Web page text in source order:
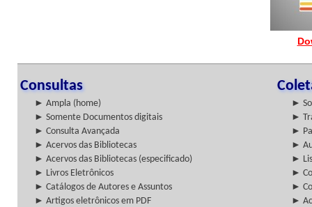
Consultas
► Ampla (home)
►
► Somente Documentos digitais
►
► Consulta Avançada
►
► Acervos das Bibliotecas
►
► Acervos das Bibliotecas (especificado)
►
► Livros Eletrônicos
►
► Catálogos de Autores e Assuntos
►
► Artigos eletrônicos em PDF
►